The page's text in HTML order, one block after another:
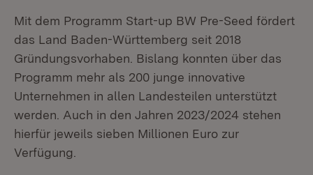
Mit dem Programm Start-up BW Pre-Seed fördert
das Land Baden-Württemberg seit 2018
Gründungsvorhaben. Bislang konnten über das
Programm mehr als 200 junge innovative
Unternehmen in allen Landesteilen unterstützt
werden. Auch in den Jahren 2023/2024 stehen
hierfür jeweils sieben Millionen Euro zur
Verfügung.